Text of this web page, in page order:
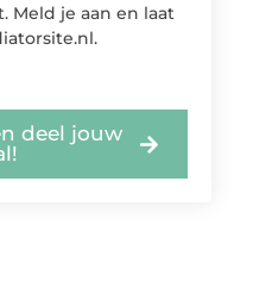
Meld je aan en laat
deel jouw